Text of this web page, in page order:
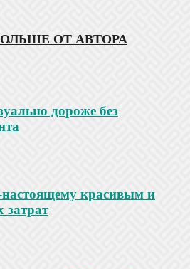
ОТ АВТОРА
дороже без
красивым и